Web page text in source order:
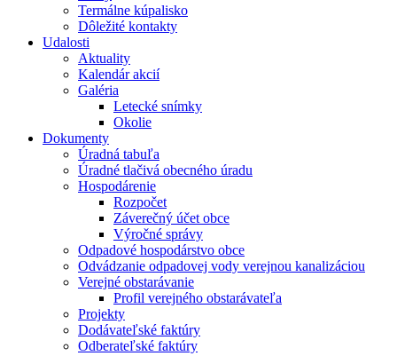
Termálne kúpalisko
Dôležité kontakty
Udalosti
Aktuality
Kalendár akcií
Galéria
Letecké snímky
Okolie
Dokumenty
Úradná tabuľa
Úradné tlačivá obecného úradu
Hospodárenie
Rozpočet
Záverečný účet obce
Výročné správy
Odpadové hospodárstvo obce
Odvádzanie odpadovej vody verejnou kanalizáciou
Verejné obstarávanie
Profil verejného obstarávateľa
Projekty
Dodávateľské faktúry
Odberateľské faktúry